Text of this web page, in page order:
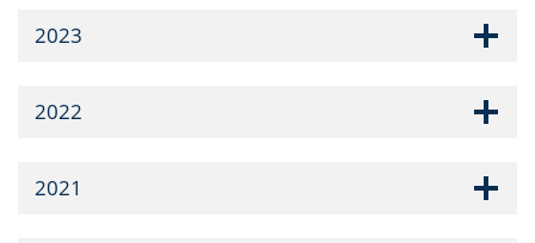
2023
2022
2021